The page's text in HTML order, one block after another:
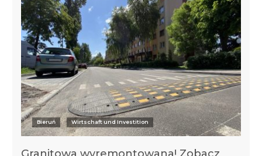
Bieruń Wirtschaft und Investition